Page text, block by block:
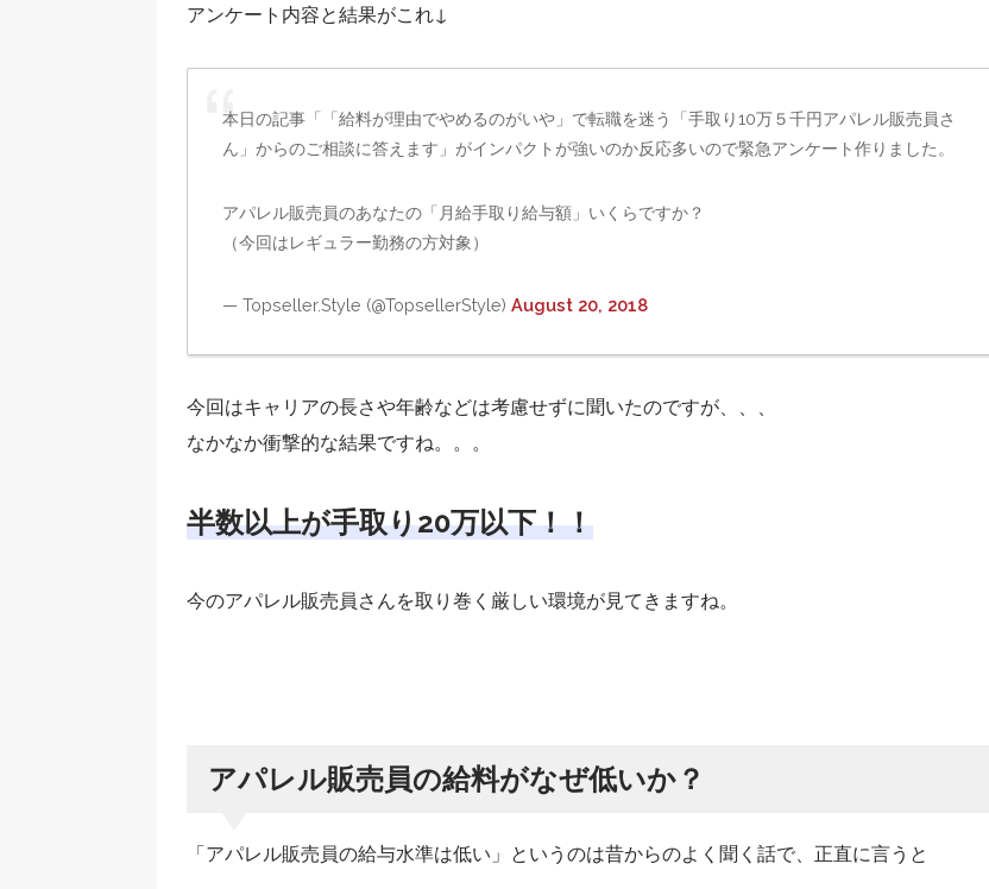
アンケート内容と結果がこれ↓
本日の記事「「給料が理由でやめるのがいや」で転職を迷う「手取り10万５千円アパレル販売員さ
ん」からのご相談に答えます」がインパクトが強いのか反応多いので緊急アンケート作りました。
アパレル販売員のあなたの「月給手取り給与額」いくらですか？
（今回はレギュラー勤務の方対象）
— Topseller.Style (@TopsellerStyle) August 20, 2018
今回はキャリアの長さや年齢などは考慮せずに聞いたのですが、、、
なかなか衝撃的な結果ですね。。。
半数以上が手取り20万以下！！
今のアパレル販売員さんを取り巻く厳しい環境が見てきますね。
アパレル販売員の給料がなぜ低いか？
「アパレル販売員の給与水準は低い」というのは昔からのよく聞く話で、正直に言うと